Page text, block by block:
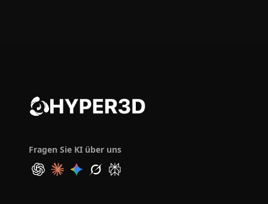
Fragen Sie KI über uns